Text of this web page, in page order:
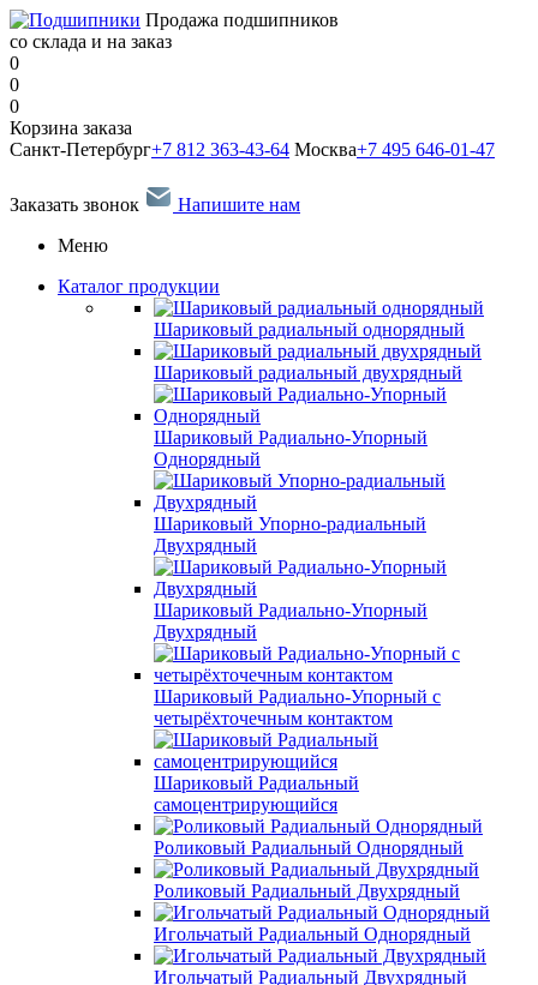
Продажа подшипников
со склада и на заказ
0
0
0
Корзина заказа
Санкт-Петербург+7 812 363-43-64 Москва+7 495 646-01-47
Заказать звонок
Напишите нам
Меню
Каталог продукции
Шариковый радиальный однорядный
Шариковый радиальный двухрядный
Шариковый Радиально-Упорный
Однорядный
Шариковый Упорно-радиальный
Двухрядный
Шариковый Радиально-Упорный
Двухрядный
Шариковый Радиально-Упорный с
четырёхточечным контактом
Шариковый Радиальный
самоцентрирующийся
Роликовый Радиальный Однорядный
Роликовый Радиальный Двухрядный
Игольчатый Радиальный Однорядный
Игольчатый Радиальный Двухрядный